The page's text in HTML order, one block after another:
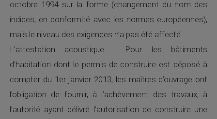
octobre 1994 sur la forme (changement du nom des
indices, en conformité avec les normes européennes),
mais le niveau des exigences n’a pas été affecté.
L’attestation acoustique : Pour les bâtiments
d’habitation dont le permis de construire est déposé à
compter du 1er janvier 2013, les maîtres d’ouvrage ont
l’obligation de fournir, à l’achèvement des travaux, à
l’autorité ayant délivré l’autorisation de construire une